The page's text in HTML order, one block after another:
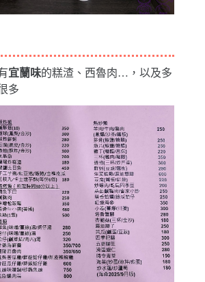
宜蘭味的糕渣、西魯肉…，以及多
多